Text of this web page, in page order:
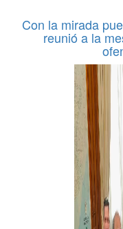
Con la mirada
reunió a la